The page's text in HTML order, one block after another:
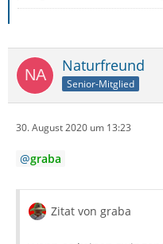
Naturfreund
Senior-Mitglied
30. August 2020 um 13:23
graba
Zitat von graba